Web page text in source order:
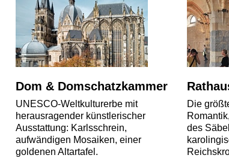
Dom & Domschatzkammer
UNESCO-Weltkulturerbe mit
herausragender künstlerischer
Ausstattung: Karlsschrein,
aufwändigen Mosaiken, einer
goldenen Altartafel.
Die
des